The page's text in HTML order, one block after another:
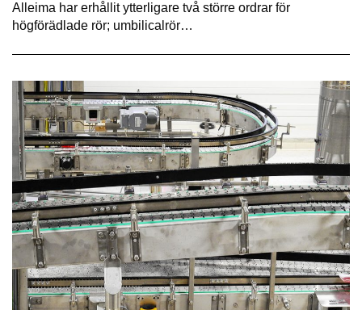
Alleima har erhållit ytterligare två större ordrar för
högförädlade rör; umbilicalrör…